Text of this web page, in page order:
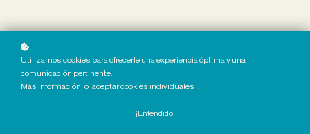
Utilizamos cookies para ofrecerle una experiencia óptima y una
comunicación pertinente.
Más información o aceptar cookies individuales .
¡Entendido!